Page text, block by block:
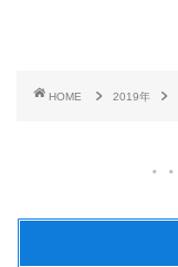
HOME 2019年